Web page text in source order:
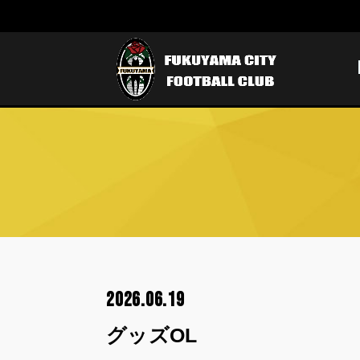
2026.06.19
グッズOL